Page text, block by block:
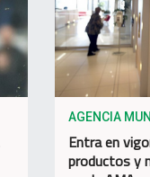
AGENCIA
Entra en
productos y